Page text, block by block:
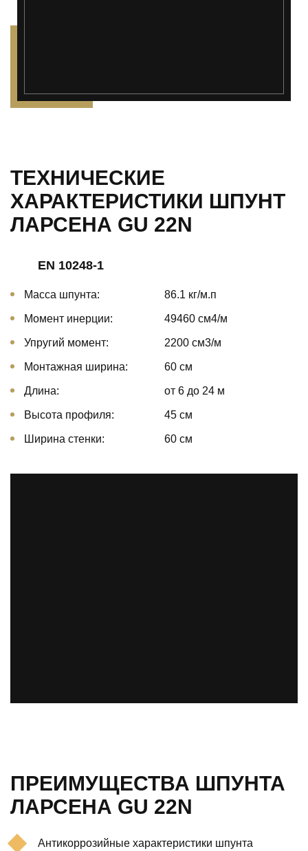
ТЕХНИЧЕСКИЕ
ХАРАКТЕРИСТИКИ ШПУНТ
ЛАРСЕНА GU 22N
EN 10248-1
Масса шпунта: 86.1 кг/м.п
Момент инерции: 49460 cм4/м
Упругий момент: 2200 cм3/м
Монтажная ширина: 60 см
Длина: от 6 до 24 м
Высота профиля: 45 см
Ширина стенки: 60 см
ПРЕИМУЩЕСТВА ШПУНТА
ЛАРСЕНА GU 22N
Антикоррозийные характеристики шпунта